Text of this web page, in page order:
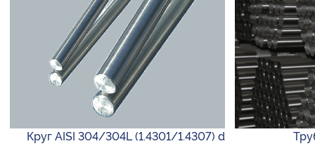
Круг AISI 304/304L (1.4301/1.4307) d